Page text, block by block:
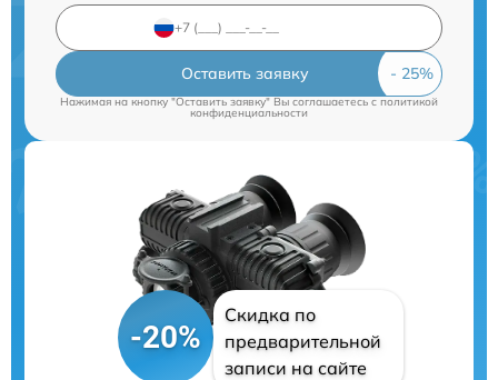
Оставить заявку
Нажимая на кнопку "Оставить заявку" Вы соглашаетесь cполитикой
конфиденциальности
-20%
Скидка по
предварительной
записи на сайте